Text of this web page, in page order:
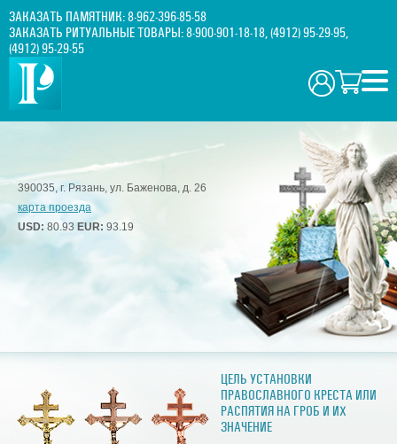
ЗАКАЗАТЬ ПАМЯТНИК:8-962-396-85-58
ЗАКАЗАТЬ РИТУАЛЬНЫЕ ТОВАРЫ:8-900-901-18-18,(4912) 95-29-95,
(4912) 95-29-55
390035, г. Рязань, ул. Баженова, д. 26
карта проезда
USD: 80.93 EUR: 93.19
ЦЕЛЬ УСТАНОВКИ
ПРАВОСЛАВНОГО КРЕСТА ИЛИ
РАСПЯТИЯ НА ГРОБ И ИХ
ЗНАЧЕНИЕ